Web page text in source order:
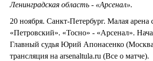
Ленинградская область - «Арсенал».
20 ноября. Санкт-Петербург. Малая арена
«Петровский». «Тосно» - «Арсенал».
Главный судья Юрий Апонасенко
трансляция на arsenaltula.ru (Все о матче).